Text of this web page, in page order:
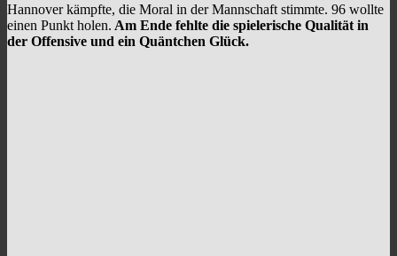
Hannover kämpfte, die Moral in der Mannschaft stimmte. 96 wollte
einen Punkt holen. Am Ende fehlte die spielerische Qualität in
der Offensive und ein Quäntchen Glück.